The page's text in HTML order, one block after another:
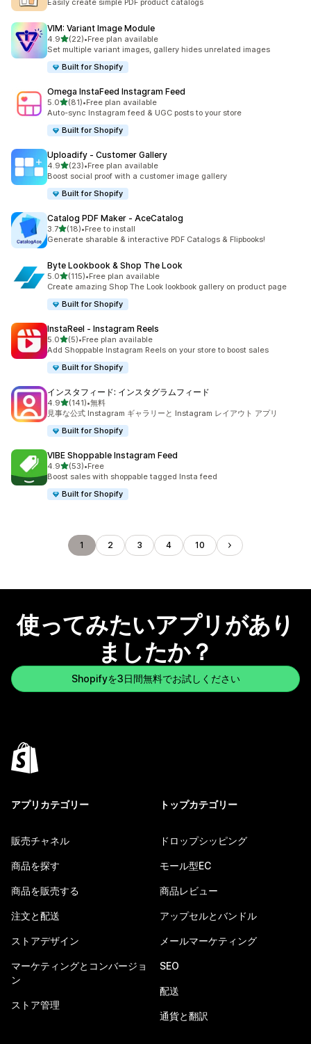
Easily create simple PDF product catalogs
VIM: Variant Image Module
4.95つ星中
(22)
合計レビュー数：22件
•Free plan available
Set multiple variant images, gallery hides unrelated images
Built for Shopify
Omega InstaFeed Instagram Feed
5.05つ星中
(81)
合計レビュー数：81件
•Free plan available
Auto-sync Instagram feed & UGC posts to your store
Built for Shopify
Uploadify ‑ Customer Gallery
4.95つ星中
(23)
合計レビュー数：23件
•Free plan available
Boost social proof with a customer image gallery
Built for Shopify
Catalog PDF Maker ‑ AceCatalog
3.75つ星中
(18)
合計レビュー数：18件
•Free to install
Generate sharable & interactive PDF Catalogs & Flipbooks!
Byte Lookbook & Shop The Look
5.05つ星中
(115)
合計レビュー数：115件
•Free plan available
Create amazing Shop The Look lookbook gallery on product page
Built for Shopify
InstaReel ‑ Instagram Reels
5.05つ星中
(5)
合計レビュー数：5件
•Free plan available
Add Shoppable Instagram Reels on your store to boost sales
Built for Shopify
インスタフィード: インスタグラムフィード
4.95つ星中
(141)
合計レビュー数：141件
•無料
見事な公式 Instagram ギャラリーと Instagram レイアウト アプリ
Built for Shopify
VIBE Shoppable Instagram Feed
4.95つ星中
(53)
合計レビュー数：53件
•Free
Boost sales with shoppable tagged Insta feed
Built for Shopify
1 2 3 4 10
使ってみたいアプリがあり
ましたか？
Shopifyを3日間無料でお試しください
アプリカテゴリー
販売チャネル
商品を探す
商品を販売する
注文と配送
ストアデザイン
マーケティングとコンバージョ
ン
ストア管理
トップカテゴリー
ドロップシッピング
モール型EC
商品レビュー
アップセルとバンドル
メールマーケティング
SEO
配送
通貨と翻訳